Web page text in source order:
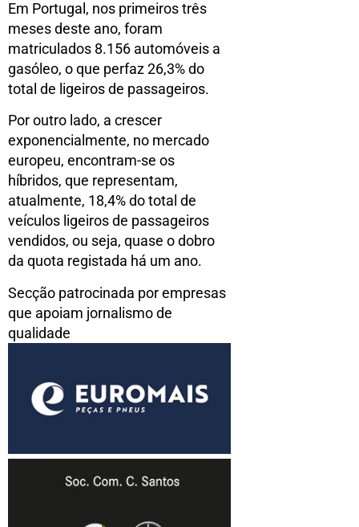
Em Portugal, nos primeiros três
meses deste ano, foram
matriculados 8.156 automóveis a
gasóleo, o que perfaz 26,3% do
total de ligeiros de passageiros.
Por outro lado, a crescer
exponencialmente, no mercado
europeu, encontram-se os
híbridos, que representam,
atualmente, 18,4% do total de
veículos ligeiros de passageiros
vendidos, ou seja, quase o dobro
da quota registada há um ano.
Secção patrocinada por empresas
que apoiam jornalismo de
qualidade